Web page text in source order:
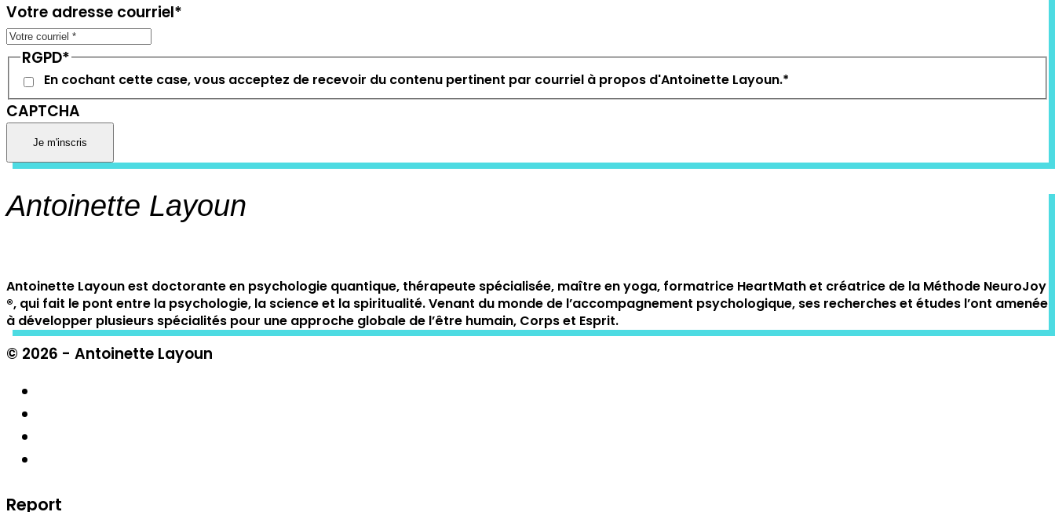
Votre adresse courriel*
RGPD*
En cochant cette case, vous acceptez de recevoir du contenu pertinent par courriel à propos d'Antoinette Layoun.*
CAPTCHA
Antoinette Layoun
Antoinette Layoun est doctorante en psychologie quantique, thérapeute spécialisée, maître en yoga, formatrice HeartMath et créatrice de la Méthode NeuroJoy
®️, qui fait le pont entre la psychologie, la science et la spiritualité. Venant du monde de l’accompagnement psychologique, ses recherches et études l’ont amenée
à développer plusieurs spécialités pour une approche globale de l’être humain, Corps et Esprit.
© 2026 - Antoinette Layoun
Report